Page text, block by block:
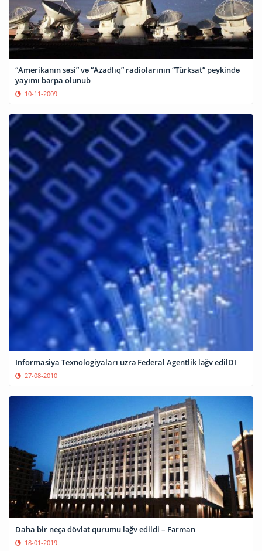
“Amerikanın səsi” və “Azadlıq” radiolarının “Türksat” peykində
yayımı bərpa olunub
10-11-2009
Informasiya Texnologiyaları üzrə Federal Agentlik ləğv edilDI
27-08-2010
Daha bir neçə dövlət qurumu ləğv edildi – Fərman
18-01-2019